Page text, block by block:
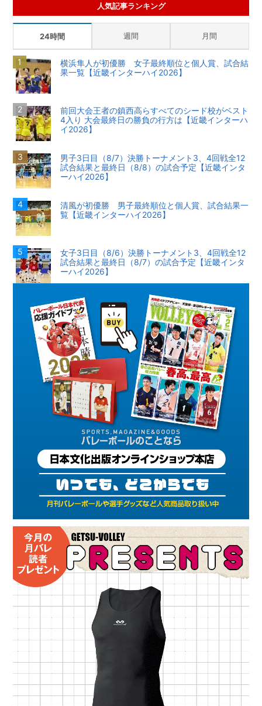
人気記事ランキング
24時間 週間 月間
横浜隼人が初優勝 女子最終順位と個人賞、試合結
果一覧【近畿インターハイ2026】
前回大会王者の鎮西高らすべてのシード校がベスト
4入り 大会最終日の勝負の行方は【近畿インターハ
イ2026】
男子3日目（8/7）決勝トーナメント3、4回戦全12
試合結果と最終日（8/8）の試合予定【近畿インタ
ーハイ2026】
清風が初優勝 男子最終順位と個人賞、試合結果一
覧【近畿インターハイ2026】
女子3日目（8/6）決勝トーナメント3、4回戦全12
試合結果と最終日（8/7）の試合予定【近畿インタ
ーハイ2026】